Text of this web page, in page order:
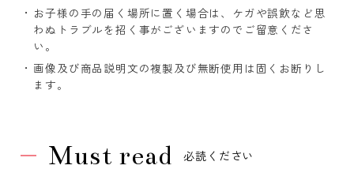
お子様の手の届く場所に置く場合は、ケガや誤飲など思
わぬトラブルを招く事がございますのでご留意くださ
い。
画像及び商品説明文の複製及び無断使用は固くお断りし
ます。
Must read 必読ください